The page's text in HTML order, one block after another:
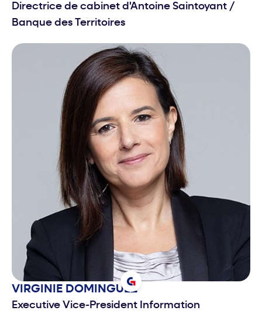
Directrice de cabinet d'Antoine Saintoyant /
Banque des Territoires
VIRGINIE DOMINGUEZ
Executive Vice-President Information